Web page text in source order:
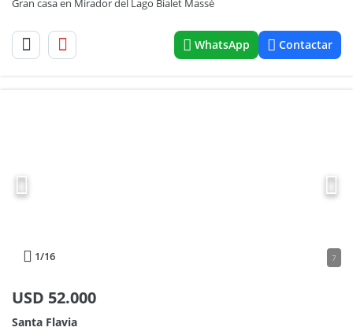
Gran casa en Mirador del Lago Bialet Massé
WhatsApp Contactar
1/16 7
USD 52.000
Santa Flavia